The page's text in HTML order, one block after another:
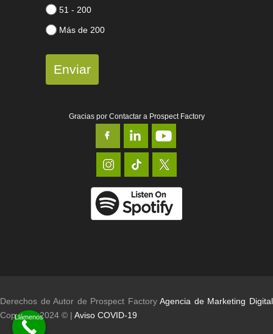
51 - 200
Más de 200
Enviar
Gracias por Contactar a Prospect Factory
Derechos de Autor de Prospect FactoryAgencia de Marketing Digital
Copyright 2024 © | Aviso COVID-19